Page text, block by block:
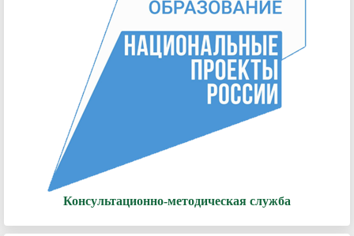
Консультационно-методическая служба